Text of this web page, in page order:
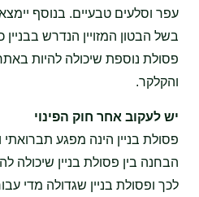
עפר וסלעים טבעיים. בנוסף
בשל הבטון המזויין הנדרש
פסולת נוספת שיכולה להיות באתרי
והקלקר.
יש לעקוב אחר חוק הפינוי
פסולת בניין הינה מפגע
הבחנה בין פסולת בניין שיכולה
לכך ופסולת בניין שגדולה מדי